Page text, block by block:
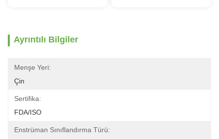
Ayrıntılı Bilgiler
Menşe Yeri:
Çin
Sertifika:
FDA/ISO
Enstrüman Sınıflandırma Türü: